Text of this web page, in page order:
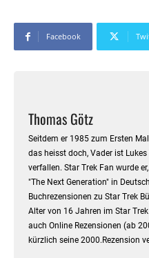
Facebook
Thomas Götz
Seitdem er 1985 zum Ersten
das heisst doch, Vader ist
verfallen. Star Trek Fan wurde
"The Next Generation" in
Buchrezensionen zu Star Trek
Alter von 16 Jahren im Star
auch Online Rezensionen (ab
kürzlich seine 2000.Rezension